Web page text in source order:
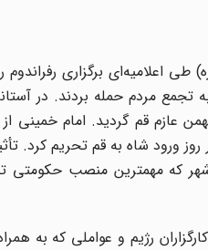
1341 امام خمینی (ره) طی اعلامیه‌ای
تجمع مردم حمله بردند. در
عازم قم گردید. امام خمینى
ورود شاه به قم تحریم کرد.
که مهمترین منصب حکومتى
رژیم و عواملى که به